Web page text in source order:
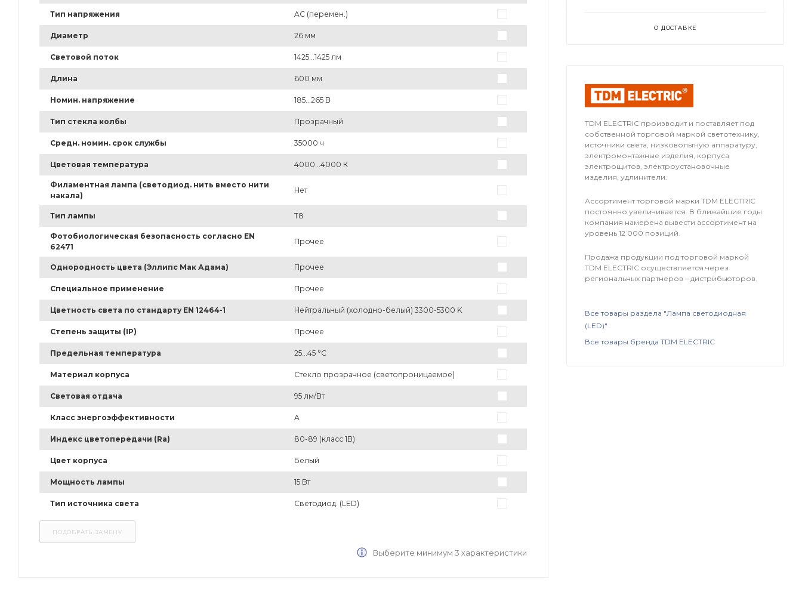
Тип напряжения AC (перемен.)
Диаметр 26 мм
Световой поток 1425...1425 лм
Длина 600 мм
Номин. напряжение 185...265 В
Тип стекла колбы Прозрачный
Средн. номин. срок службы 35000 ч
Цветовая температура 4000...4000 К
Филаментная лампа (светодиод. нить вместо нити
накала)
Нет
Тип лампы T8
Фотобиологическая безопасность согласно EN
62471
Прочее
Однородность цвета (Эллипс Мак Адама) Прочее
Специальное применение Прочее
Цветность света по стандарту EN 12464-1 Нейтральный (холодно-белый) 3300-5300 K
Степень защиты (IP) Прочее
Предельная температура 25...45 °C
Материал корпуса Стекло прозрачное (светопроницаемое)
Световая отдача 95 лм/Вт
Класс энергоэффективности A
Индекс цветопередачи (Ra) 80-89 (класс 1B)
Цвет корпуса Белый
Мощность лампы 15 Вт
Тип источника света Светодиод. (LED)
Выберите минимум 3 характеристики
О ДОСТАВКЕ
TDM ЕLECTRIC производит и поставляет под
собственной торговой маркой светотехнику,
источники света, низковольтную аппаратуру,
электромонтажные изделия, корпуса
электрощитов, электроустановочные
изделия, удлинители.
Ассортимент торговой марки TDM ЕLECTRIC
постоянно увеличивается. В ближайшие годы
компания намерена вывести ассортимент на
уровень 12 000 позиций.
Продажа продукции под торговой маркой
TDM ЕLECTRIC осуществляется через
региональных партнеров – дистрибьюторов.
Все товары раздела "Лампа светодиодная
(LED)"
Все товары бренда TDM ЕLECTRIC